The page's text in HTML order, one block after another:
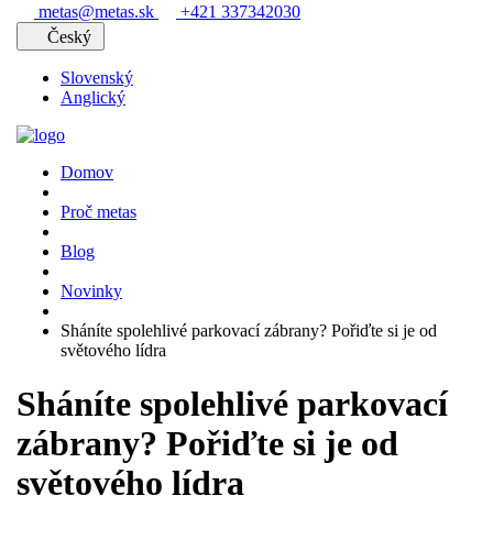
metas@metas.sk
+421 337342030
Český
Slovenský
Anglický
Domov
Proč metas
Blog
Novinky
Sháníte spolehlivé parkovací zábrany? Pořiďte si je od
světového lídra
Sháníte spolehlivé parkovací
zábrany? Pořiďte si je od
světového lídra